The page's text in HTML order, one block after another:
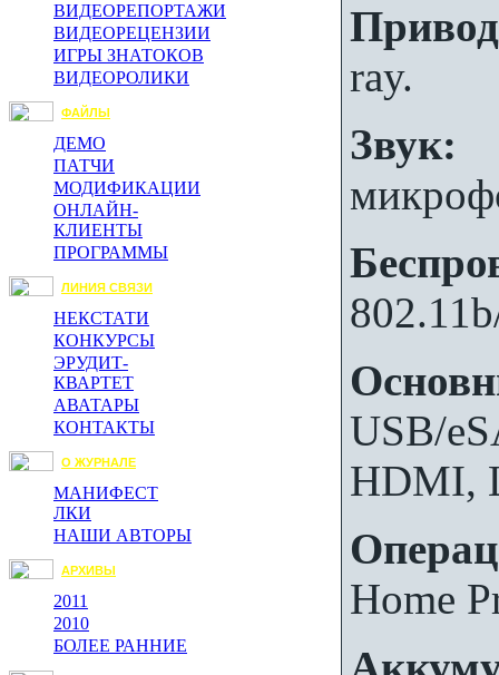
ВИДЕОРЕПОРТАЖИ
ВИДЕОРЕЦЕНЗИИ
ИГРЫ ЗНАТОКОВ
ВИДЕОРОЛИКИ
ФАЙЛЫ
ДЕМО
ПАТЧИ
МОДИФИКАЦИИ
ОНЛАЙН-
КЛИЕНТЫ
ПРОГРАММЫ
ЛИНИЯ СВЯЗИ
НЕКСТАТИ
КОНКУРСЫ
ЭРУДИТ-
КВАРТЕТ
АВАТАРЫ
КОНТАКТЫ
О ЖУРНАЛЕ
МАНИФЕСТ
ЛКИ
НАШИ АВТОРЫ
АРХИВЫ
2011
2010
БОЛЕЕ РАННИЕ
ray.
Звук:
USB/
HDMI,
Home